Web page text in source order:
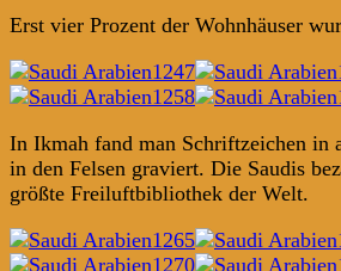
Erst vier Prozent der Wohnhäuser
In Ikmah fand man Schriftzeichen in
in den Felsen graviert. Die Saudis
größte Freiluftbibliothek der Welt.